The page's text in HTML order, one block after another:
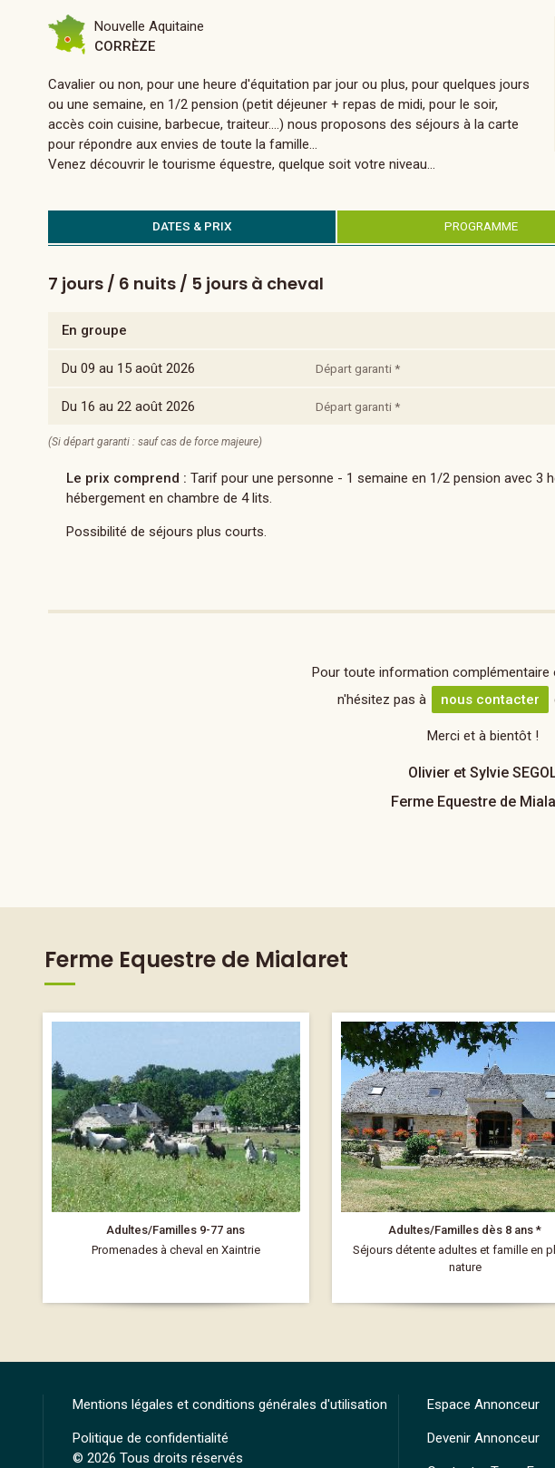
Nouvelle Aquitaine
CORRÈZE
Cavalier ou non, pour une heure d'équitation par jour ou plus, pour quelques jours
ou une semaine, en 1/2 pension (petit déjeuner + repas de midi, pour le soir,
accès coin cuisine, barbecue, traiteur....) nous proposons des séjours à la carte
pour répondre aux envies de toute la famille...
Venez découvrir le tourisme équestre, quelque soit votre niveau...
DATES & PRIX PROGRAMME
7 jours / 6 nuits / 5 jours à cheval
En groupe
Du 09 au 15 août 2026 Départ garanti *
Du 16 au 22 août 2026 Départ garanti *
(Si départ garanti : sauf cas de force majeure)
Le prix comprend : Tarif pour une personne - 1 semaine en 1/2 pension avec 3
hébergement en chambre de 4 lits.
Possibilité de séjours plus courts.
Pour toute information complémentaire
n'hésitez pas à
nous contacter
Merci et à bientôt !
Olivier et Sylvie
Ferme Equestre de
Ferme Equestre de Mialaret
Adultes/Familles 9-77 ans
Promenades à cheval en Xaintrie
Adultes/Familles dès 8 ans *
Séjours détente adultes et famille en
nature
Mentions légales et conditions générales d'utilisation
Politique de confidentialité
© 2026 Tous droits réservés
Espace Annonceur
Devenir Annonceur